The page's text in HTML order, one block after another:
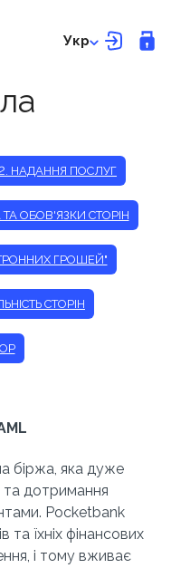
Укр
НАДАННЯ ПОСЛУГ
ТА ОБОВ'ЯЗКИ СТОРІН
ГРОШЕЙ"
СТОРІН
біржа, яка дуже
та дотримання
Pocketbank
та їхніх фінансових
і тому вживає